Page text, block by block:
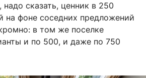
сказать, ценник в 250
на фоне соседних предложений
в том же поселке
и по 500, и даже по 750